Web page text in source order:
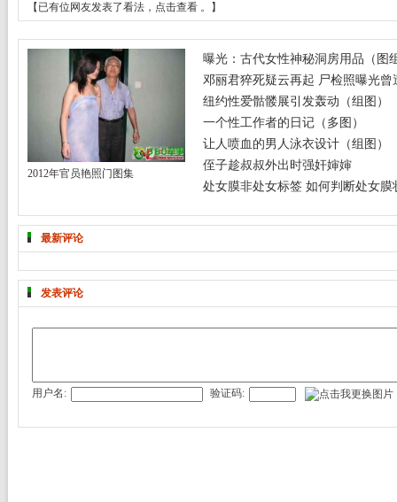
【已有位网友发表了看法， 点击查看 。】
2012年官员艳照门图集
曝光：古代女性神秘洞房用品（图
邓丽君猝死疑云再起 尸检照曝光曾
纽约性爱骷髅展引发轰动（组图）
一个性工作者的日记（多图）
让人喷血的男人泳衣设计（组图）
侄子趁叔叔外出时强奸婶婶
处女膜非处女标签 如何判断处女膜
最新评论
发表评论
用户名: 验证码: